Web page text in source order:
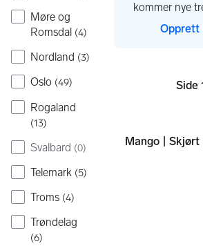
Møre og
Romsdal (4)
Nordland (3)
Oslo (49)
Rogaland
(13)
Svalbard (0)
Telemark (5)
Troms (4)
Trøndelag
(6)
kommer nye
Opprett
Side
Mango |